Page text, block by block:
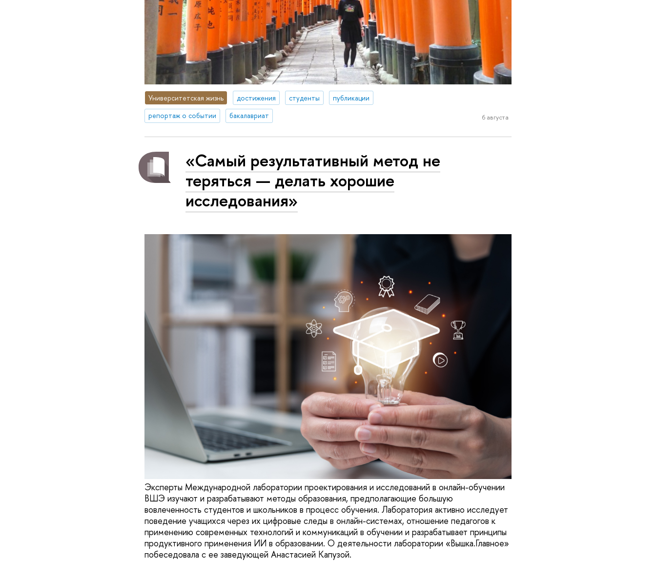
Университетская жизнь достижения студенты
публикации
репортаж о событии
бакалавриат 6 августа
«Самый результативный метод не
теряться — делать хорошие
исследования»
Эксперты Международной лаборатории проектирования и исследований в онлайн-обучении
ВШЭ изучают и разрабатывают методы образования, предполагающие большую
вовлеченность студентов и школьников в процесс обучения. Лаборатория активно исследует
поведение учащихся через их цифровые следы в онлайн-системах, отношение педагогов к
применению современных технологий и коммуникаций в обучении и разрабатывает принципы
продуктивного применения ИИ в образовании. О деятельности лаборатории «Вышка.Главное»
побеседовала с ее заведующей Анастасией Капузой.